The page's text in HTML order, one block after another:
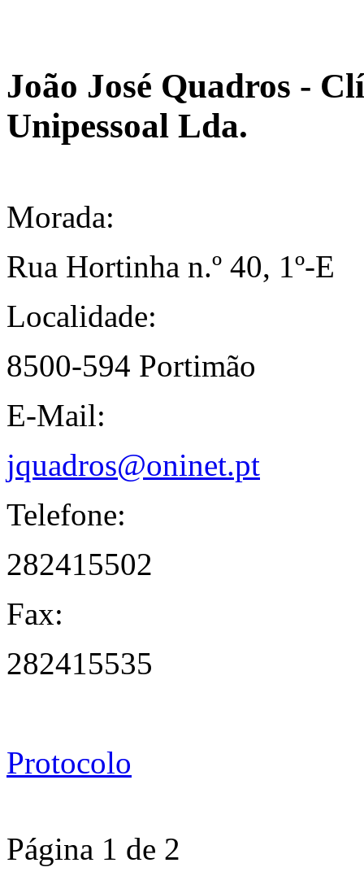
João José Quadros -
Unipessoal Lda.
Morada:
Rua Hortinha n.º 40, 1º-E
Localidade:
8500-594 Portimão
E-Mail:
jquadros@oninet.pt
Telefone:
282415502
Fax:
282415535
Protocolo
Página 1 de 2